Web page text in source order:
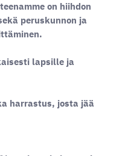
on hiihdon
peruskunnon ja
lapsille ja
harrastus, josta jää